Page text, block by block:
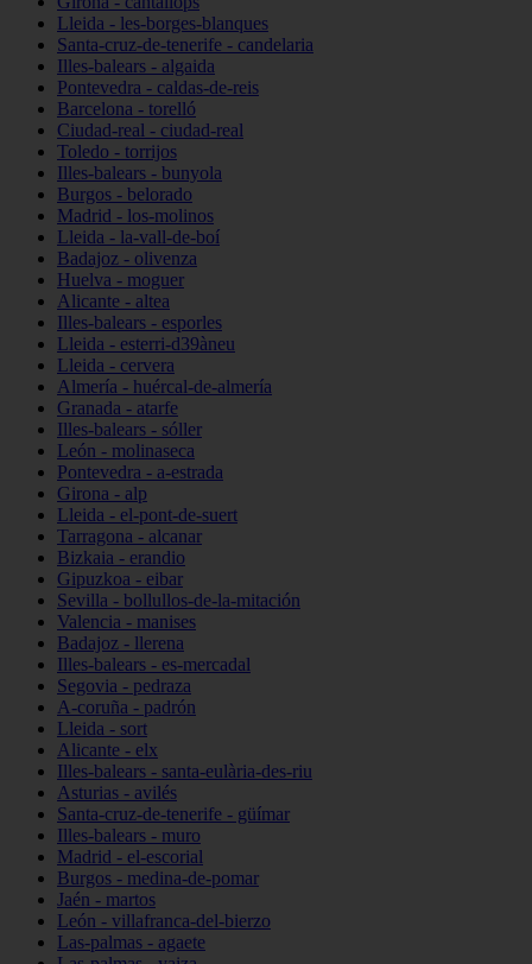
Lleida - les-borges-blanques
Santa-cruz-de-tenerife - candelaria
Illes-balears - algaida
Pontevedra - caldas-de-reis
Barcelona - torelló
Ciudad-real - ciudad-real
Toledo - torrijos
Illes-balears - bunyola
Burgos - belorado
Madrid - los-molinos
Lleida - la-vall-de-boí
Badajoz - olivenza
Huelva - moguer
Alicante - altea
Illes-balears - esporles
Lleida - esterri-d39àneu
Lleida - cervera
Almería - huércal-de-almería
Granada - atarfe
Illes-balears - sóller
León - molinaseca
Pontevedra - a-estrada
Girona - alp
Lleida - el-pont-de-suert
Tarragona - alcanar
Bizkaia - erandio
Gipuzkoa - eibar
Sevilla - bollullos-de-la-mitación
Valencia - manises
Badajoz - llerena
Illes-balears - es-mercadal
Segovia - pedraza
A-coruña - padrón
Lleida - sort
Alicante - elx
Illes-balears - santa-eulària-des-riu
Asturias - avilés
Santa-cruz-de-tenerife - güímar
Illes-balears - muro
Madrid - el-escorial
Burgos - medina-de-pomar
Jaén - martos
León - villafranca-del-bierzo
Las-palmas - agaete